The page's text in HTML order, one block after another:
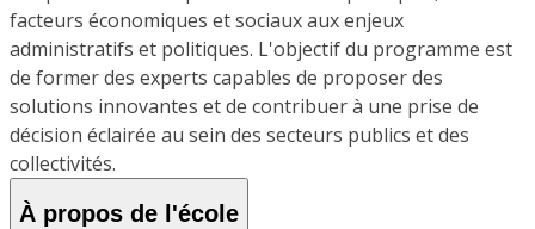
facteurs économiques et sociaux aux enjeux
administratifs et politiques. L'objectif du programme est
de former des experts capables de proposer des
solutions innovantes et de contribuer à une prise de
décision éclairée au sein des secteurs publics et des
collectivités.
À propos de l'école